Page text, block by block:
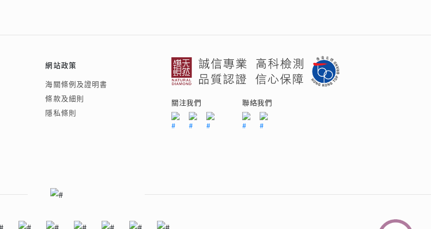
網站政策
海關條例及證明書
條款及細則
隱私條則
關注我們 聯絡我們